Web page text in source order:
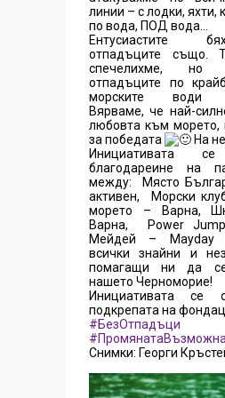
линии – с лодки, яхти,
по вода, ПОД вода…
Ентусиастите
отпадъците също.
спечелихме, но
отпадъците по
морските води
Вярваме, че най-
любовта към
за победата
На
Инициативата
благодареине на
между: Място
активен, Морски
морето – Варна,
Варна, Power
Мейдей – Mayday
всички знайни и
помагащи ни да
нашето Черноморие!
Инициативата се
подкрепата на
#БезОтпадъци
#ПромянатаВъзможна
Снимки: Георги